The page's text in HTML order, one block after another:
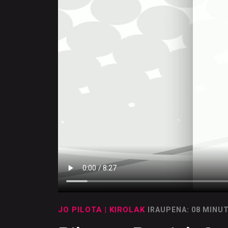
JO PILOTA | KIROLAK IRAUPENA: 08